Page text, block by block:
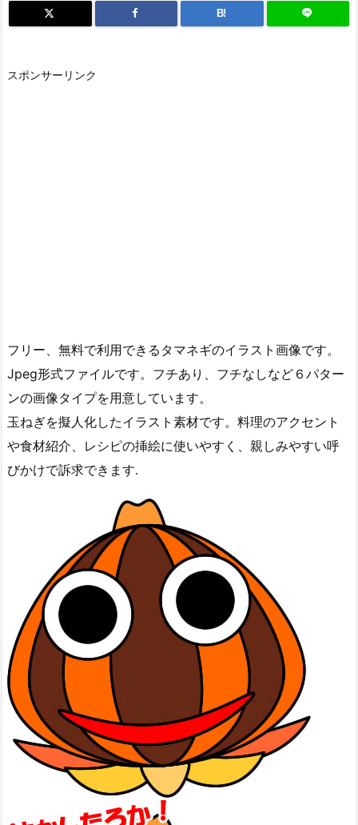
B!
スポンサーリンク
フリー、無料で利用できるタマネギのイラスト画像です。
Jpeg形式ファイルです。フチあり、フチなしなど６パター
ンの画像タイプを用意しています。
玉ねぎを擬人化したイラスト素材です。料理のアクセント
や食材紹介、レシピの挿絵に使いやすく、親しみやすい呼
びかけで訴求できます.